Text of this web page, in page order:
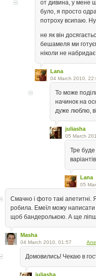
от дивина, у мене
було, я просто
потроху всипаю. Ну
не як він
бешамеля ми
ніколи не набридає
Lana
04 March 2010,
То може
начинок на
дуже люблю,
juliasha
05 March
Тре буде
Lana
05
Смачно і фото такі апетитні.
робила. Емеїл можу написати
щоб бандеролькою. А ще
Masha
04 March 2010, 01:57
Домовились! Чекаю в
juliasha